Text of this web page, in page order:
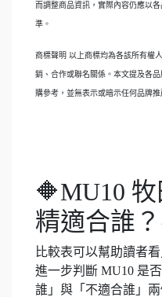
而調整商品資訊，實際內容仍應以
準。
商標聲明 以上商標均為各該所有權
銷、合作或聯名關係。本文提及各
購參考，並無表示或暗示任何品牌
🔶MU10
精適合誰
比較表可以幫助讀者
進一步判斷 MU10 是
誰」與「不適合誰」兩